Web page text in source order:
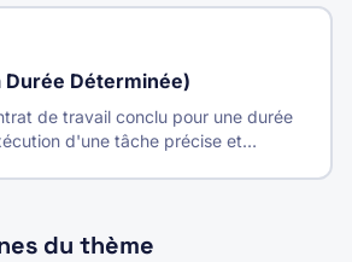
Durée Déterminée)
de travail conclu pour une durée
d'une tâche précise et
du thème